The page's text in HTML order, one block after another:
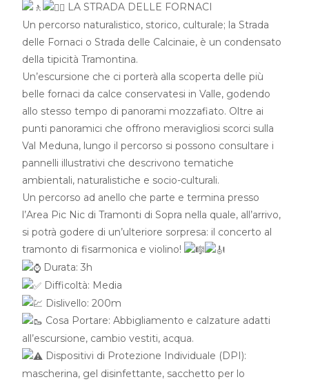
LA STRADA DELLE FORNACI
Un percorso naturalistico, storico, culturale; la Strada
delle Fornaci o Strada delle Calcinaie, è un condensato
della tipicità Tramontina.
Un’escursione che ci porterà alla scoperta delle più
belle fornaci da calce conservatesi in Valle, godendo
allo stesso tempo di panorami mozzafiato. Oltre ai
punti panoramici che offrono meravigliosi scorci sulla
Val Meduna, lungo il percorso si possono consultare i
pannelli illustrativi che descrivono tematiche
ambientali, naturalistiche e socio-culturali.
Un percorso ad anello che parte e termina presso
l’Area Pic Nic di Tramonti di Sopra nella quale, all’arrivo,
si potrà godere di un’ulteriore sorpresa: il concerto al
tramonto di fisarmonica e violino!
Durata: 3h
Difficoltà: Media
Dislivello: 200m
Cosa Portare: Abbigliamento e calzature adatti
all’escursione, cambio vestiti, acqua.
Dispositivi di Protezione Individuale (DPI):
mascherina, gel disinfettante, sacchetto per lo